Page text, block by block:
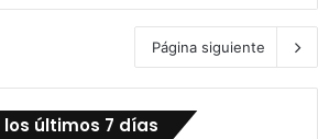
Página siguiente
últimos 7 días